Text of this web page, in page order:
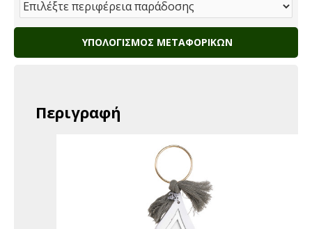
ΥΠΟΛΟΓΙΣΜΌΣ ΜΕΤΑΦΟΡΙΚΏΝ
Περιγραφή